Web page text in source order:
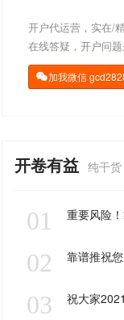
开户代运营，实在/
在线答疑，开户问
加我微信
开卷有益 纯干货
01 重要风险
02 靠谱推祝
03 祝大家